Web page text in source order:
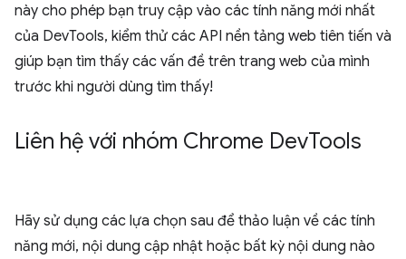
này cho phép bạn truy cập vào các tính năng mới nhất
của DevTools, kiểm thử các API nền tảng web tiên tiến và
giúp bạn tìm thấy các vấn đề trên trang web của mình
trước khi người dùng tìm thấy!
Liên hệ với nhóm Chrome DevTools
Hãy sử dụng các lựa chọn sau để thảo luận về các tính
năng mới, nội dung cập nhật hoặc bất kỳ nội dung nào